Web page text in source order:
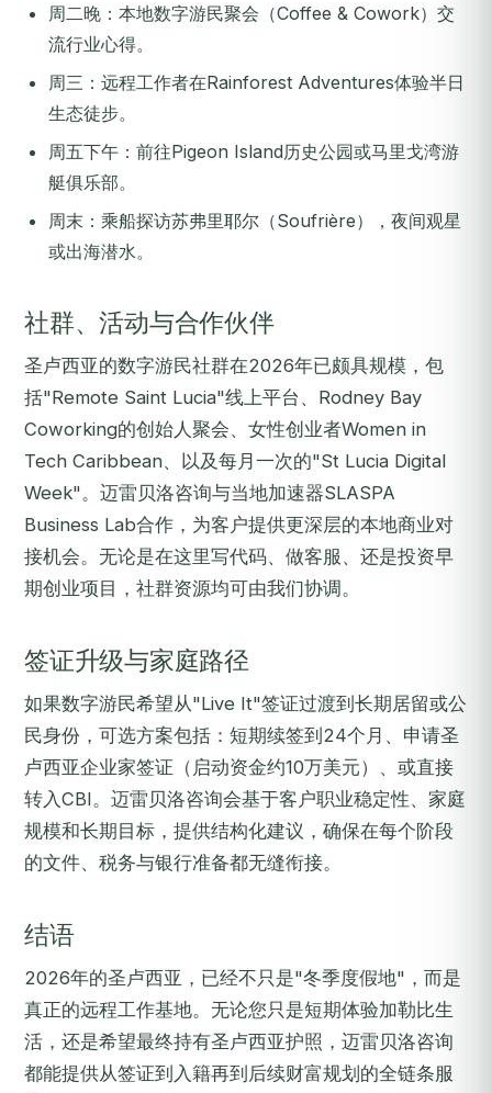
周二晚：本地数字游民聚会（Coffee & Cowork）交
流行业心得。
周三：远程工作者在Rainforest Adventures体验半日
生态徒步。
周五下午：前往Pigeon Island历史公园或马里戈湾游
艇俱乐部。
周末：乘船探访苏弗里耶尔（Soufrière），夜间观星
或出海潜水。
社群、活动与合作伙伴
圣卢西亚的数字游民社群在2026年已颇具规模，包
括"Remote Saint Lucia"线上平台、Rodney Bay
Coworking的创始人聚会、女性创业者Women in
Tech Caribbean、以及每月一次的"St Lucia Digital
Week"。迈雷贝洛咨询与当地加速器SLASPA
Business Lab合作，为客户提供更深层的本地商业对
接机会。无论是在这里写代码、做客服、还是投资早
期创业项目，社群资源均可由我们协调。
签证升级与家庭路径
如果数字游民希望从"Live It"签证过渡到长期居留或公
民身份，可选方案包括：短期续签到24个月、申请圣
卢西亚企业家签证（启动资金约10万美元）、或直接
转入CBI。迈雷贝洛咨询会基于客户职业稳定性、家庭
规模和长期目标，提供结构化建议，确保在每个阶段
的文件、税务与银行准备都无缝衔接。
结语
2026年的圣卢西亚，已经不只是"冬季度假地"，而是
真正的远程工作基地。无论您只是短期体验加勒比生
活，还是希望最终持有圣卢西亚护照，迈雷贝洛咨询
都能提供从签证到入籍再到后续财富规划的全链条服